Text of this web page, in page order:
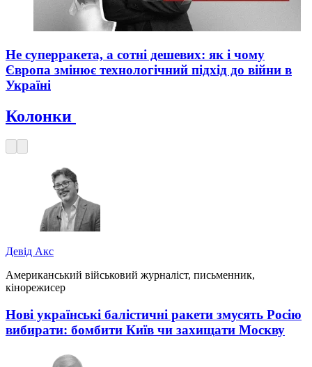
Не суперракета, а сотні дешевих: як і чому
Європа змінює технологічний підхід до війни в
Україні
Колонки
Девід Акс
Американський військовий журналіст, письменник,
кінорежисер
Нові українські балістичні ракети змусять Росію
вибирати: бомбити Київ чи захищати Москву